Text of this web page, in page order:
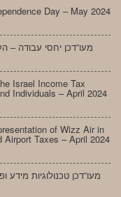
Day – May 2024
מעו”דכן יחסי עבודה –
Israel Income Tax
Individuals – April 2024
of Wizz Air in
Airport Taxes – April 2024
מעו”דכן טכנולוגיות מידע